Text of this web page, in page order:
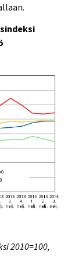
2010=100,